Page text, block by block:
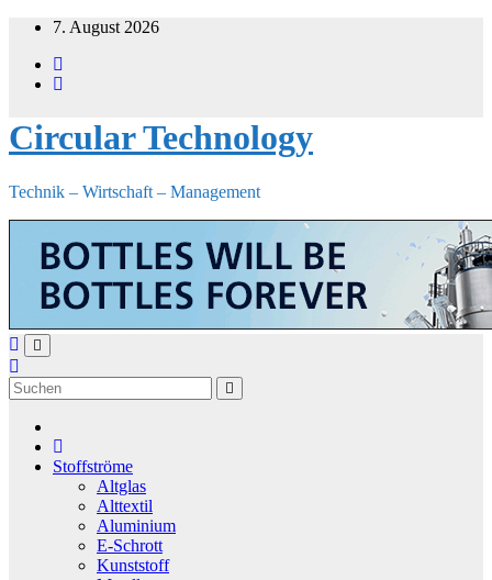
Zum
springen
7. August 2026
Circular Technology
Technik – Wirtschaft – Management
Stoffströme
Altglas
Alttextil
Aluminium
E-Schrott
Kunststoff